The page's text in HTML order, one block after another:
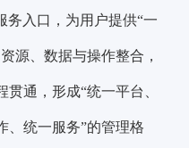
务入口，为用户提供“一
源、数据与操作整合，
通，形成“统一平台、
、统一服务”的管理格